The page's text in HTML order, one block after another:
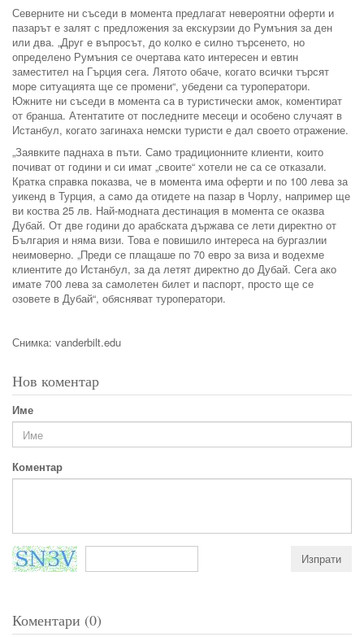
Северните ни съседи в момента предлагат невероятни оферти и
пазарът е залят с предложения за екскурзии до Румъния за ден
или два. „Друг е въпросът, до колко е силно търсенето, но
определено Румъния се очертава като интересен и евтин
заместител на Гърция сега. Лятото обаче, когато всички търсят
море ситуацията ще се промени“, убедени са туроператори.
Южните ни съседи в момента са в туристически амок, коментират
от бранша. Атентатите от последните месеци и особено случаят в
Истанбул, когато загинаха немски туристи е дал своето отражение.
„Заявките паднаха в пъти. Само традиционните клиенти, които
почиват от години и си имат „своите“ хотели не са се отказали.
Кратка справка показва, че в момента има оферти и по 100 лева за
уикенд в Турция, а само да отидете на пазар в Чорлу, например ще
ви коства 25 лв. Най-модната дестинация в момента се оказва
Дубай. От две години до арабската държава се лети директно от
България и няма визи. Това е повишило интереса на бургазлии
неимоверно. „Преди се плащаше по 70 евро за виза и водехме
клиентите до Истанбул, за да летят директно до Дубай. Сега ако
имате 700 лева за самолетен билет и паспорт, просто ще се
озовете в Дубай“, обясняват туроператори.
Снимка: vanderbilt.edu
Нов коментар
Име
Коментар
Коментари (0)